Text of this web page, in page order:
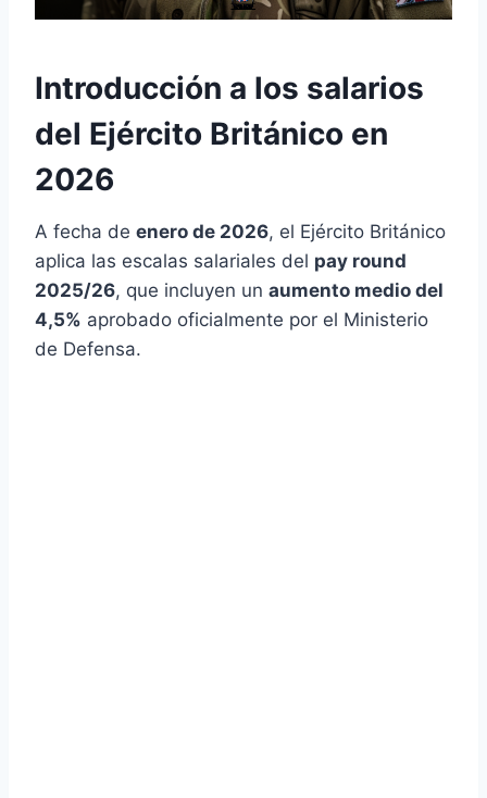
Introducción a los salarios
del Ejército Británico en
2026
A fecha de enero de 2026, el Ejército Británico
aplica las escalas salariales del pay round
2025/26, que incluyen un aumento medio del
4,5% aprobado oficialmente por el Ministerio
de Defensa.